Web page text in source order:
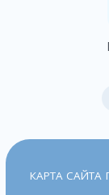
КАРТА САЙТА